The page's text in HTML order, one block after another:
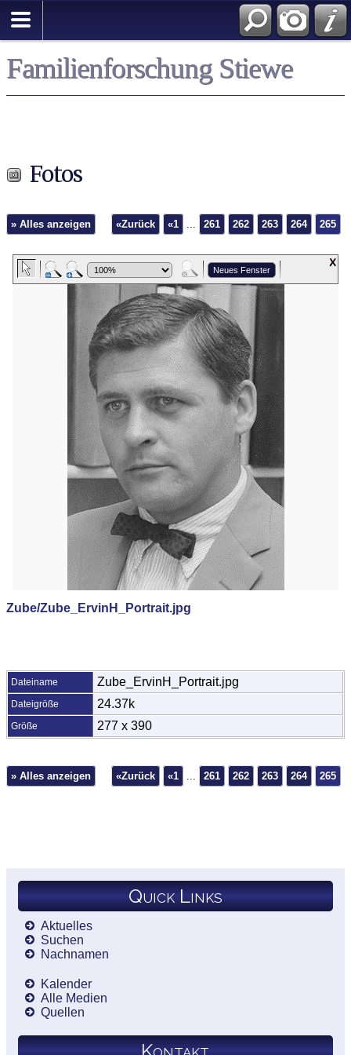
Familienforschung Stiewe
Fotos
» Alles anzeigen «Zurück «1 ... 261 262 263 264 265
Zube/Zube_ErvinH_Portrait.jpg
Dateiname Zube_ErvinH_Portrait.jpg
Dateigröße 24.37k
Größe 277 x 390
» Alles anzeigen «Zurück «1 261 262 263 264 265
Quick Links
Aktuelles
Suchen
Nachnamen
Kalender
Alle Medien
Quellen